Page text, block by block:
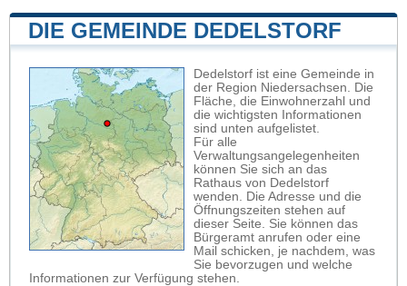
DIE GEMEINDE DEDELSTORF
Dedelstorf ist eine Gemeinde in
der Region Niedersachsen. Die
Fläche, die Einwohnerzahl und
die wichtigsten Informationen
sind unten aufgelistet.
Für alle
Verwaltungsangelegenheiten
können Sie sich an das
Rathaus von Dedelstorf
wenden. Die Adresse und die
Öffnungszeiten stehen auf
dieser Seite. Sie können das
Bürgeramt anrufen oder eine
Mail schicken, je nachdem, was
Sie bevorzugen und welche
Informationen zur Verfügung stehen.